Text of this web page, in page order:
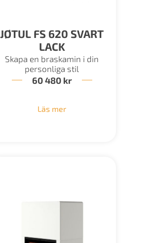
JØTUL FS 620 SVART
LACK
Skapa en braskamin i din
personliga stil
60 480 kr
Läs mer